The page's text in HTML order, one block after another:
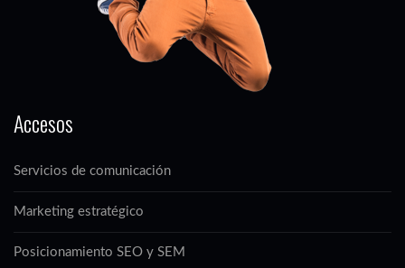
Accesos
Servicios de comunicación
Marketing estratégico
Posicionamiento SEO y SEM